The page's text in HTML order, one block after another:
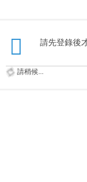
請先登錄後
請稍候...